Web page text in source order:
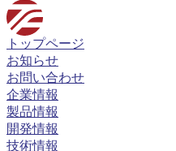
トップページ
お知らせ
お問い合わせ
企業情報
製品情報
開発情報
技術情報